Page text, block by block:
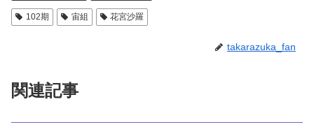
102期 宙組 花宮沙羅
takarazuka_fan
関連記事